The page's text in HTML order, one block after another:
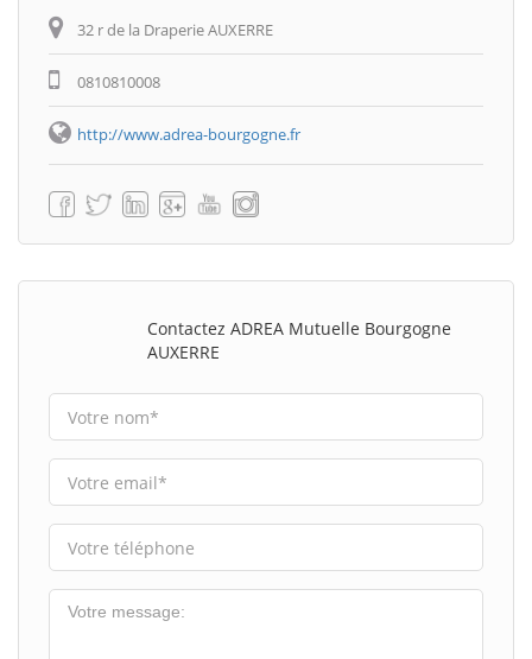
32 r de la Draperie AUXERRE
0810810008
http://www.adrea-bourgogne.fr
Contactez ADREA Mutuelle Bourgogne
AUXERRE